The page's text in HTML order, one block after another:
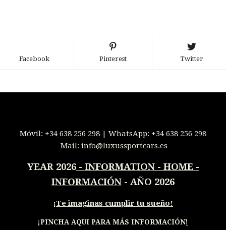
Facebook Pinterest Twitter
Móvil: +34 638 256 298 | WhatsApp: +34 638 256 298
Mail: info@luxussportcars.es
YEAR 2026- INFORMATION - HOME -
INFORMACIÓN - AÑO 2026
¡Te imaginas cumplir tu sueño!
¡PINCHA AQUI PARA MÁS INFORMACIÓN!